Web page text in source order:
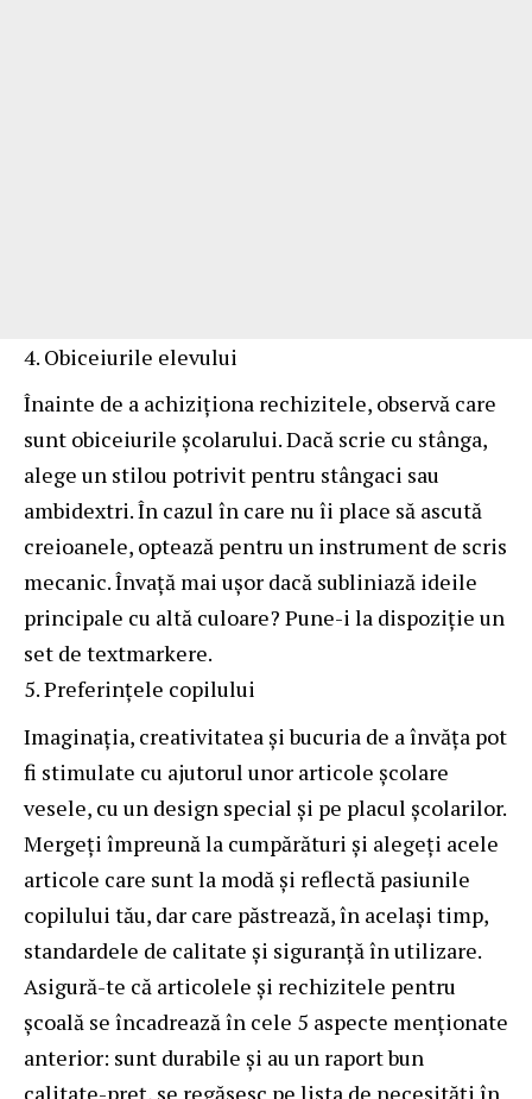
Obiceiurile elevului
Înainte de a achiziționa rechizitele, observă care
sunt obiceiurile școlarului. Dacă scrie cu stânga,
alege un stilou potrivit pentru stângaci sau
ambidextri. În cazul în care nu îi place să ascută
creioanele, optează pentru un instrument de scris
mecanic. Învață mai ușor dacă subliniază ideile
principale cu altă culoare? Pune-i la dispoziție un
set de textmarkere.
Preferințele copilului
Imaginația, creativitatea și bucuria de a învăța pot
fi stimulate cu ajutorul unor articole școlare
vesele, cu un design special și pe placul școlarilor.
Mergeți împreună la cumpărături și alegeți acele
articole care sunt la modă și reflectă pasiunile
copilului tău, dar care păstrează, în același timp,
standardele de calitate și siguranță în utilizare.
Asigură-te că articolele și rechizitele pentru
școală se încadrează în cele 5 aspecte menționate
anterior: sunt durabile și au un raport bun
calitate-preț, se regăsesc pe lista de necesități în